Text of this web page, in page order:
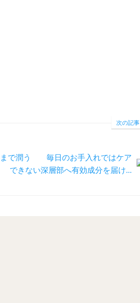
次の記事
まで潤う 毎日のお手入れではケア
できない深層部へ有効成分を届け...